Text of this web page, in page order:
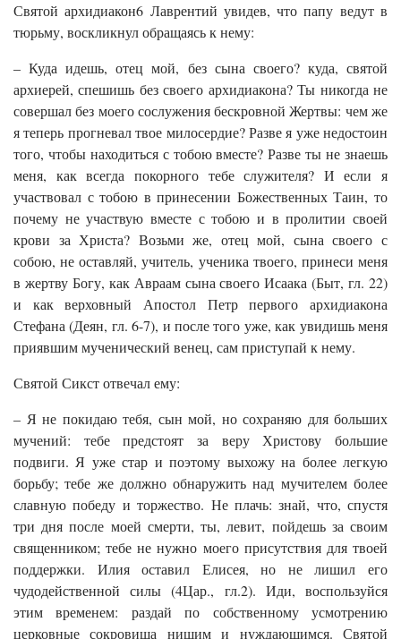
Святой архидиакон6 Лаврентий увидев, что папу ведут в
тюрьму, воскликнул обращаясь к нему:
– Куда идешь, отец мой, без сына своего? куда, святой
архиерей, спешишь без своего архидиакона? Ты никогда не
совершал без моего сослужения бескровной Жертвы: чем же
я теперь прогневал твое милосердие? Разве я уже недостоин
того, чтобы находиться с тобою вместе? Разве ты не знаешь
меня, как всегда покорного тебе служителя? И если я
участвовал с тобою в принесении Божественных Таин, то
почему не участвую вместе с тобою и в пролитии своей
крови за Христа? Возьми же, отец мой, сына своего с
собою, не оставляй, учитель, ученика твоего, принеси меня
в жертву Богу, как Авраам сына своего Исаака (Быт, гл. 22)
и как верховный Апостол Петр первого архидиакона
Стефана (Деян, гл. 6-7), и после того уже, как увидишь меня
приявшим мученический венец, сам приступай к нему.
Святой Сикст отвечал ему:
– Я не покидаю тебя, сын мой, но сохраняю для больших
мучений: тебе предстоят за веру Христову большие
подвиги. Я уже стар и поэтому выхожу на более легкую
борьбу; тебе же должно обнаружить над мучителем более
славную победу и торжество. Не плачь: знай, что, спустя
три дня после моей смерти, ты, левит, пойдешь за своим
священником; тебе не нужно моего присутствия для твоей
поддержки. Илия оставил Елисея, но не лишил его
чудодейственной силы (4Цар., гл.2). Иди, воспользуйся
этим временем: раздай по собственному усмотрению
церковные сокровища нищим и нуждающимся. Святой